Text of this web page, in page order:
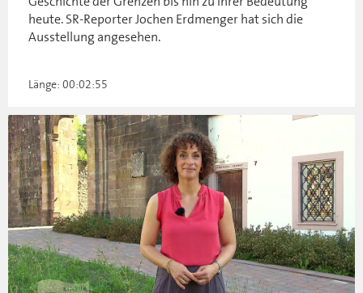
heute. SR-Reporter Jochen Erdmenger hat sich die
Ausstellung angesehen.
Länge: 00:02:55